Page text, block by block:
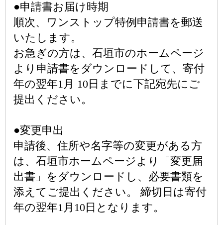
●申請書お届け時期
順次、ワンストップ特例申請書を郵送
いたします。
お急ぎの方は、石垣市のホームページ
より申請書をダウンロードして、寄付
年の翌年1月 10日までに下記宛先にご
提出ください。
●変更申出
申請後、住所や名字等の変更がある方
は、石垣市ホームページより「変更届
出書」をダウンロードし、必要書類を
添えてご提出ください。 締切日は寄付
年の翌年1月10日となります。